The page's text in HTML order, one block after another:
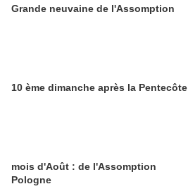
Grande neuvaine de l'Assomption
10 ème dimanche après la Pentecôte
mois d'Août : de l'Assomption
Pologne